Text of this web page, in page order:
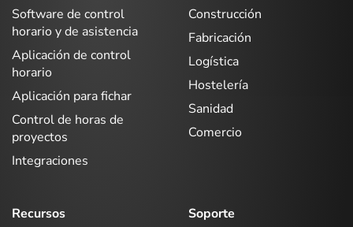
Software de control
horario y de asistencia
Aplicación de control
horario
Aplicación para fichar
Control de horas de
proyectos
Integraciones
Construcción
Fabricación
Logística
Hostelería
Sanidad
Comercio
Recursos
Soporte